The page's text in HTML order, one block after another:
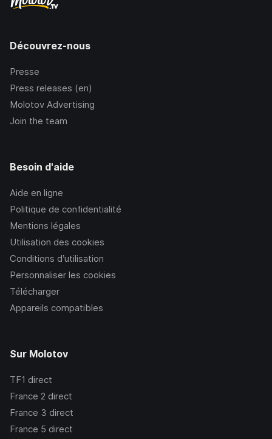
Découvrez-nous
Presse
Press releases (en)
Molotov Advertising
Join the team
Besoin d'aide
Aide en ligne
Politique de confidentialité
Mentions légales
Utilisation des cookies
Conditions d’utilisation
Personnaliser les cookies
Télécharger
Appareils compatibles
Sur Molotov
TF1 direct
France 2 direct
France 3 direct
France 5 direct